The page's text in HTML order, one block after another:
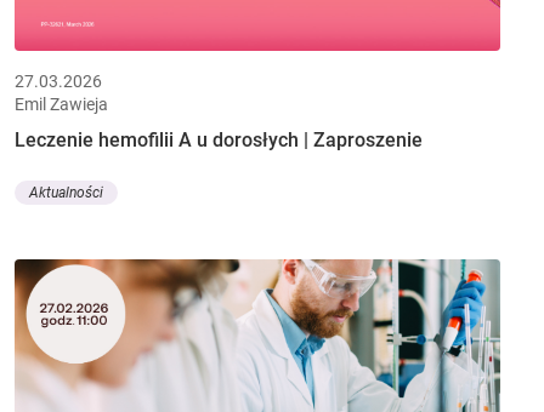
27.03.2026
Emil Zawieja
Leczenie hemofilii A u dorosłych | Zaproszenie
Aktualności